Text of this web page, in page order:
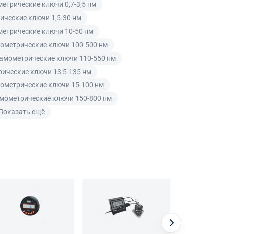
ключи 0,7-3,5 нм
ключи 1,5-30 нм
ключи 10-50 нм
ключи 100-500 нм
ключи 110-550 нм
ключи 13,5-135 нм
ключи 15-100 нм
ключи 150-800 нм
ещё